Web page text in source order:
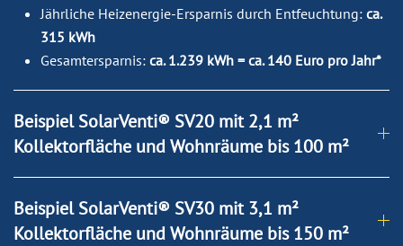
Jährliche Heizenergie-Ersparnis durch Entfeuchtung: ca.
315 kWh
Gesamtersparnis: ca. 1.239 kWh = ca. 140 Euro pro Jahr*
Beispiel SolarVenti® SV20 mit 2,1 m²
Kollektorfläche und Wohnräume bis 100 m²
Beispiel SolarVenti® SV30 mit 3,1 m²
Kollektorfläche und Wohnräume bis 150 m²